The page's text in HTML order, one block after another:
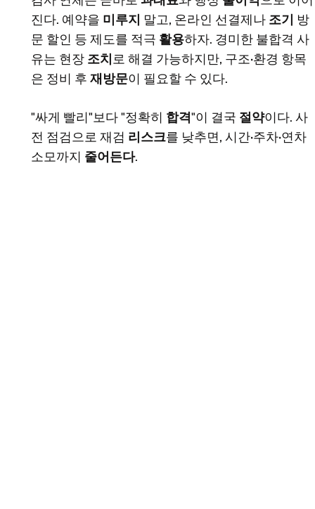
진다. 예약을 미루지 말고, 온라인 선결제나 조기 방
문 할인 등 제도를 적극 활용하자. 경미한 불합격 사
유는 현장 조치 로 해결 가능하지만, 구조·환경 항목
은 정비 후 재방문이 필요할 수 있다.
"싸게 빨리"보다 "정확히 합격"이 결국 절약이다. 사
전 점검으로 재검 리스크를 낮추면, 시간·주차·연차
소모까지 줄어든다.